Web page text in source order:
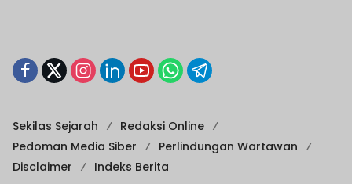
Sekilas Sejarah
Redaksi Online
Pedoman Media Siber
Perlindungan Wartawan
Disclaimer
Indeks Berita